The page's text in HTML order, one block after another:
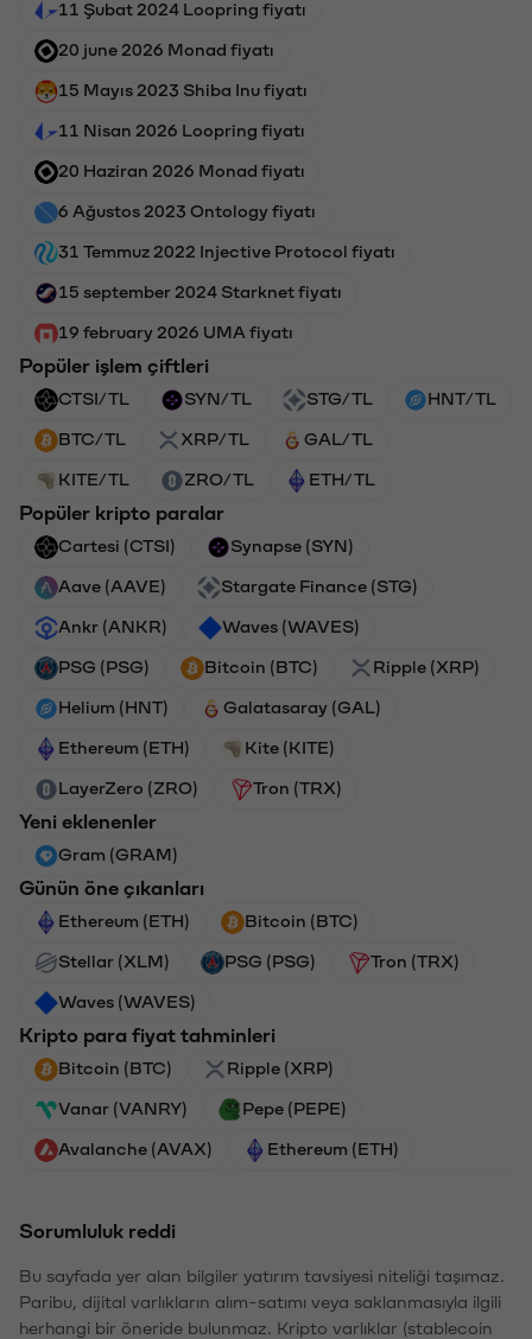
11 Şubat 2024 Loopring fiyatı
20 june 2026 Monad fiyatı
15 Mayıs 2023 Shiba Inu fiyatı
11 Nisan 2026 Loopring fiyatı
20 Haziran 2026 Monad fiyatı
6 Ağustos 2023 Ontology fiyatı
31 Temmuz 2022 Injective Protocol fiyatı
15 september 2024 Starknet fiyatı
19 february 2026 UMA fiyatı
Popüler işlem çiftleri
CTSI/TL SYN/TL STG/TL HNT/TL
BTC/TL XRP/TL GAL/TL
KITE/TL ZRO/TL ETH/TL
Popüler kripto paralar
Cartesi (CTSI) Synapse (SYN)
Aave (AAVE) Stargate Finance (STG)
Ankr (ANKR) Waves (WAVES)
PSG (PSG) Bitcoin (BTC) Ripple (XRP)
Helium (HNT) Galatasaray (GAL)
Ethereum (ETH) Kite (KITE)
LayerZero (ZRO) Tron (TRX)
Yeni eklenenler
Gram (GRAM)
Günün öne çıkanları
Ethereum (ETH) Bitcoin (BTC)
Stellar (XLM) PSG (PSG) Tron (TRX)
Waves (WAVES)
Kripto para fiyat tahminleri
Bitcoin (BTC) Ripple (XRP)
Vanar (VANRY) Pepe (PEPE)
Avalanche (AVAX) Ethereum (ETH)
Sorumluluk reddi
Bu sayfada yer alan bilgiler yatırım tavsiyesi niteliği taşımaz.
Paribu, dijital varlıkların alım-satımı veya saklanmasıyla ilgili
herhangi bir öneride bulunmaz. Kripto varlıklar (stablecoin